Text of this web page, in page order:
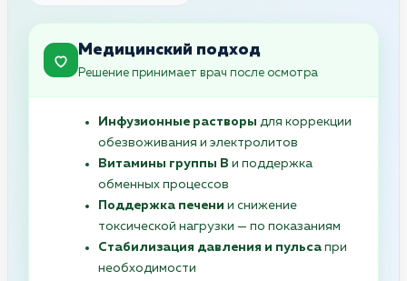
Медицинский подход
Решение принимает врач после осмотра
Инфузионные растворы для коррекции
обезвоживания и электролитов
Витамины группы B и поддержка
обменных процессов
Поддержка печени и снижение
токсической нагрузки — по показаниям
Стабилизация давления и пульса при
необходимости